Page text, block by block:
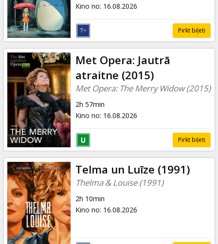
Kino no: 16.08.2026
Pirkt biļeti
Met Opera: Jautrā
atraitne (2015)
Met Opera: The Merry Widow (2015)
2h 57min
Kino no: 16.08.2026
Pirkt biļeti
Telma un Luīze (1991)
Thelma & Louise (1991)
2h 10min
Kino no: 16.08.2026